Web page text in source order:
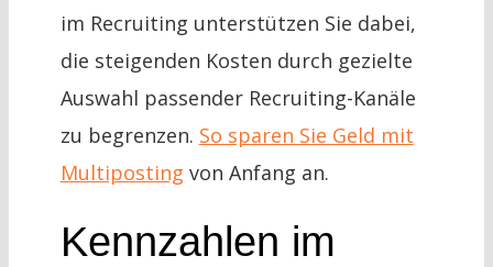
im Recruiting unterstützen Sie dabei,
die steigenden Kosten durch gezielte
Auswahl passender Recruiting-Kanäle
zu begrenzen. So sparen Sie Geld mit
Multiposting von Anfang an.
Kennzahlen im